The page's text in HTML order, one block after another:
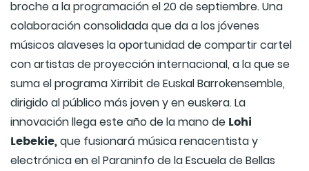
broche a la programación el 20 de septiembre. Una
colaboración consolidada que da a los jóvenes
músicos alaveses la oportunidad de compartir cartel
con artistas de proyección internacional, a la que se
suma el programa Xirribit de Euskal Barrokensemble,
dirigido al público más joven y en euskera. La
innovación llega este año de la mano de Lohi
Lebekie,que fusionará música renacentista y
electrónica en el Paraninfo de la Escuela de Bellas